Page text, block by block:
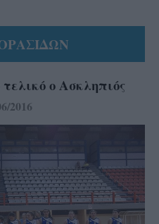
ο Ασκληπιός
2016